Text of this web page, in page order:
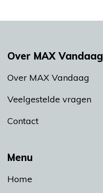
Menu
Home
Over MAX Vandaag
Over MAX Vandaag
Veelgestelde vragen
Contact